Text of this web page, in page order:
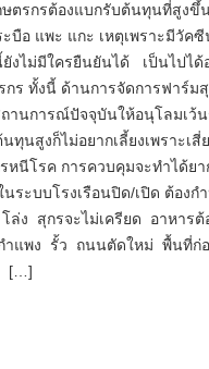
ษตรกรต้องแบกรับต้นทุนที่สูงขึ้
ะบือ แพะ แกะ เหตุเพราะมีวั
ไม่มีใครยืนยันได้ เป็นไปได้
กร ทั้งนี้ ด้านการจัดการฟาร์ม
ถานการณ์ปัจจุบันให้อนุโลมเว้
ทุนสูงก็ไม่อยากเลี้ยงเพราะเ
หนีโรค การควบคุมจะทำได้ย
นระบบโรงเรือนปิด/เปิด ต้อง
โล่ง สุกรจะไม่เครียด อาหา
ำแพง รั้ว ถนนตัดใหม่ พื้นที่ก่อ
[…]